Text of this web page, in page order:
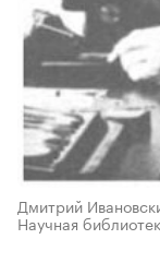
Дмитрий
Научная